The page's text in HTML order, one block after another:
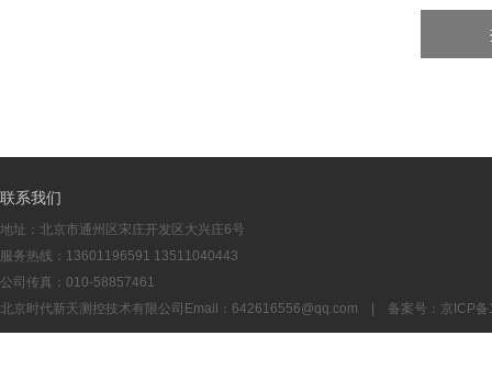
联系我们
地址：北京市通州区宋庄开发区大兴庄6号
服务热线：13601196591 13511040443
公司传真：010-58857461
北京时代新天测控技术有限公司Email： 642616556@qq.com | 备案号： 京ICP